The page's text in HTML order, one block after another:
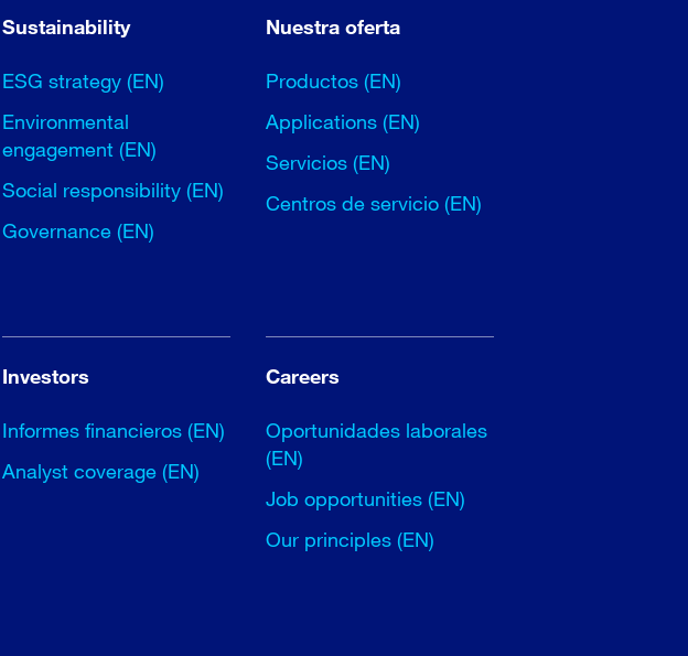
Sustainability
ESG strategy (EN)
Environmental
engagement (EN)
Social responsibility (EN)
Governance (EN)
Nuestra oferta
Productos (EN)
Applications (EN)
Servicios (EN)
Centros de servicio (EN)
Investors
Informes financieros (EN)
Analyst coverage (EN)
Careers
Oportunidades laborales
(EN)
Job opportunities (EN)
Our principles (EN)